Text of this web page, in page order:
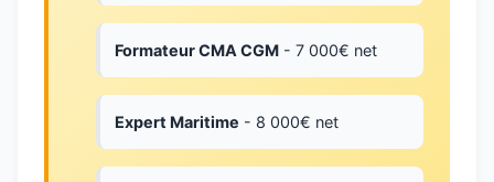
Formateur CMA CGM- 7 000€ net
Expert Maritime - 8 000€ net